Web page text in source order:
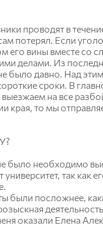
проводят в
потерял. Если
его вины вместе со
делами. Из
было давно. Над
сроки. В
на все
края, то мы
было необходимо
так как
были посложнее,
оказали Елена